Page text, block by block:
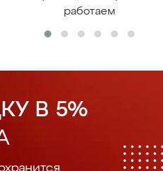
работаем
В 5%